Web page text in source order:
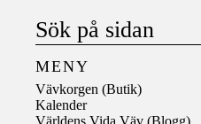
Sök på sidan
MENY
Vävkorgen (Butik)
Kalender